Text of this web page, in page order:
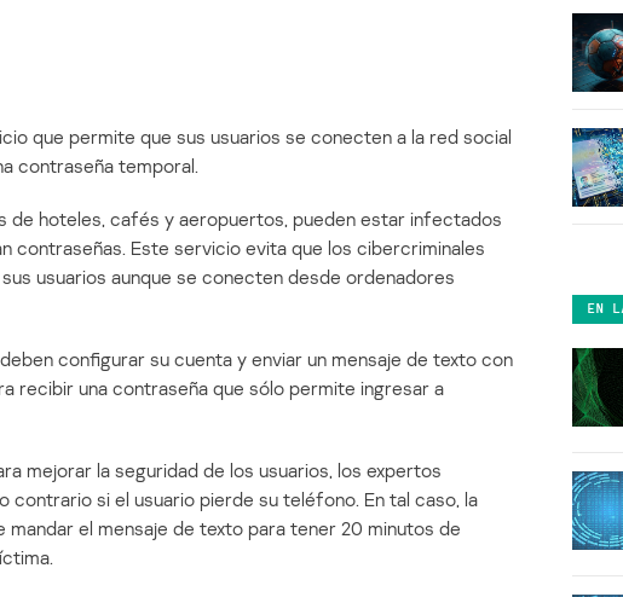
que permite que sus usuarios se conecten a la red social
contraseña temporal.
de hoteles, cafés y aeropuertos, pueden estar infectados
contraseñas. Este servicio evita que los cibercriminales
usuarios aunque se conecten desde ordenadores
configurar su cuenta y enviar un mensaje de texto con
recibir una contraseña que sólo permite ingresar a
mejorar la seguridad de los usuarios, los expertos
si el usuario pierde su teléfono. En tal caso, la
el mensaje de texto para tener 20 minutos de
EN